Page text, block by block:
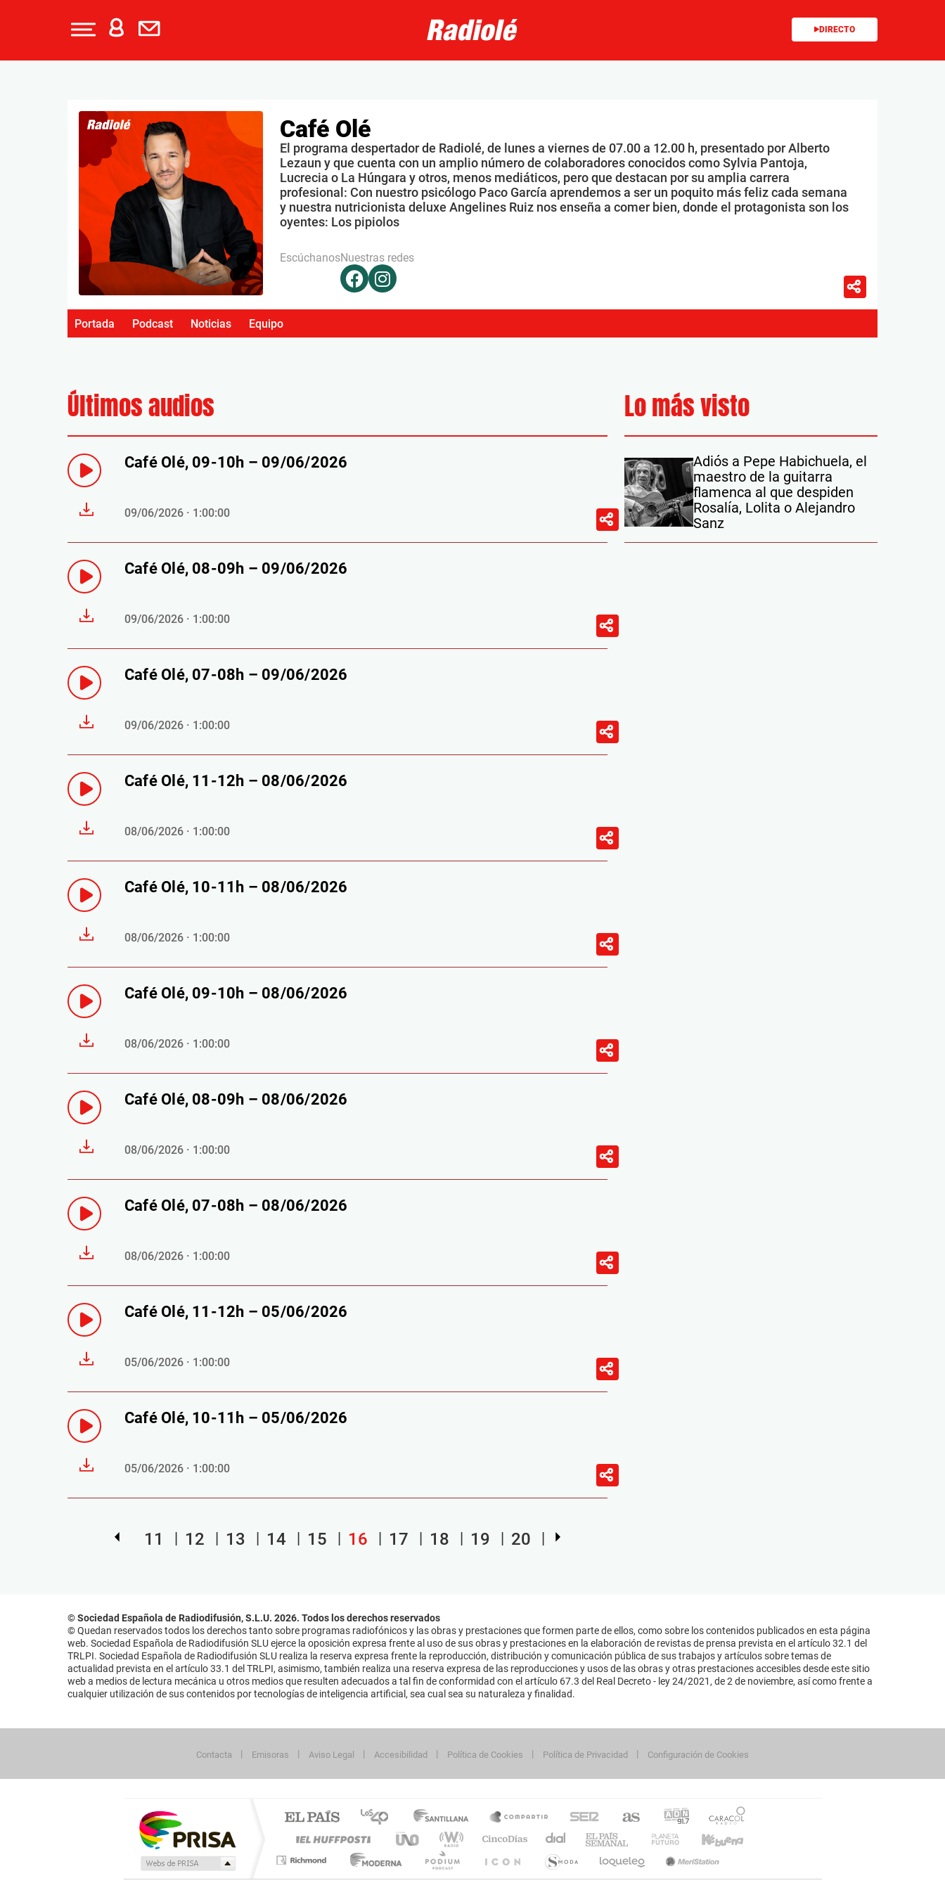
DIRECTO
Café Olé
El programa despertador de Radiolé, de lunes a viernes de 07.00 a 12.00 h, presentado por Alberto
Lezaun y que cuenta con un amplio número de colaboradores conocidos como Sylvia Pantoja,
Lucrecia o La Húngara y otros, menos mediáticos, pero que destacan por su amplia carrera
profesional: Con nuestro psicólogo Paco García aprendemos a ser un poquito más feliz cada semana
y nuestra nutricionista deluxe Angelines Ruiz nos enseña a comer bien, donde el protagonista son los
oyentes: Los pipiolos
EscúchanosNuestras redes
Portada Podcast Noticias Equipo
Últimos audios
Café Olé, 09-10h – 09/06/2026
09/06/2026 · 1:00:00
Café Olé, 08-09h – 09/06/2026
09/06/2026 · 1:00:00
Café Olé, 07-08h – 09/06/2026
09/06/2026 · 1:00:00
Café Olé, 11-12h – 08/06/2026
08/06/2026 · 1:00:00
Café Olé, 10-11h – 08/06/2026
08/06/2026 · 1:00:00
Café Olé, 09-10h – 08/06/2026
08/06/2026 · 1:00:00
Café Olé, 08-09h – 08/06/2026
08/06/2026 · 1:00:00
Café Olé, 07-08h – 08/06/2026
08/06/2026 · 1:00:00
Café Olé, 11-12h – 05/06/2026
05/06/2026 · 1:00:00
Café Olé, 10-11h – 05/06/2026
05/06/2026 · 1:00:00
11 12 13 14 15 16 17 18 19 20
Lo más visto
Adiós a Pepe Habichuela, el
maestro de la guitarra
flamenca al que despiden
Rosalía, Lolita o Alejandro
Sanz
© Sociedad Española de Radiodifusión, S.L.U. 2026. Todos los derechos reservados
© Quedan reservados todos los derechos tanto sobre programas radiofónicos y las obras y prestaciones que formen parte de ellos, como sobre los contenidos publicados en esta página
web. Sociedad Española de Radiodifusión SLU ejerce la oposición expresa frente al uso de sus obras y prestaciones en la elaboración de revistas de prensa prevista en el artículo 32.1 del
TRLPI. Sociedad Española de Radiodifusión SLU realiza la reserva expresa frente la reproducción, distribución y comunicación pública de sus trabajos y artículos sobre temas de
actualidad prevista en el artículo 33.1 del TRLPI, asimismo, también realiza una reserva expresa de las reproducciones y usos de las obras y otras prestaciones accesibles desde este sitio
web a medios de lectura mecánica u otros medios que resulten adecuados a tal fin de conformidad con el artículo 67.3 del Real Decreto - ley 24/2021, de 2 de noviembre, así como frente a
cualquier utilización de sus contenidos por tecnologías de inteligencia artificial, sea cual sea su naturaleza y finalidad.
Contacta Emisoras Aviso Legal Accesibilidad Política de Cookies Política de Privacidad Configuración de Cookies